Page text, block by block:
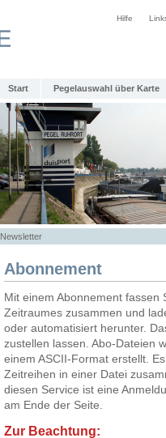
Hilfe
Start Pegelauswahl über Karte
Newsletter
Abonnement
Mit einem Abonnement
Zeitraumes zusammen und
oder automatisiert herunter.
zustellen lassen. Abo-Dateien
einem ASCII-Format erstellt.
Zeitreihen in einer Datei
diesen Service ist eine
am Ende der Seite.
Zur Beachtung: